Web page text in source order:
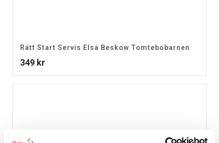
Rätt Start Servis Elsa Beskow Tomtebobarnen
349 kr